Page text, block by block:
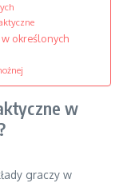
w określonych
w
graczy w